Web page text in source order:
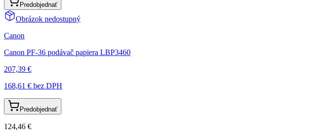
Predobjednať
Obrázok nedostupný
Canon
Canon PF-36 podávač papiera LBP3460
207,39 €
168,61 € bez DPH
Predobjednať
124,46 €